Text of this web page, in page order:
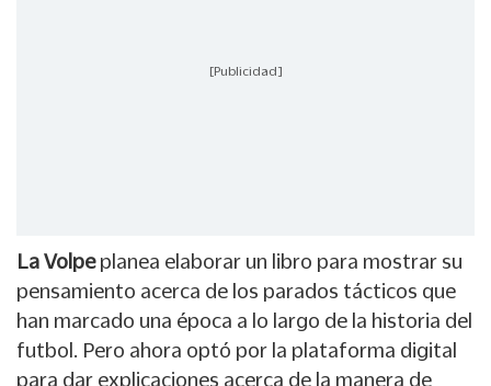
[Publicidad]
La Volpeplanea elaborar un libro para mostrar su
pensamiento acerca de los parados tácticos que
han marcado una época a lo largo de la historia del
futbol. Pero ahora optó por la plataforma digital
para dar explicaciones acerca de la manera de